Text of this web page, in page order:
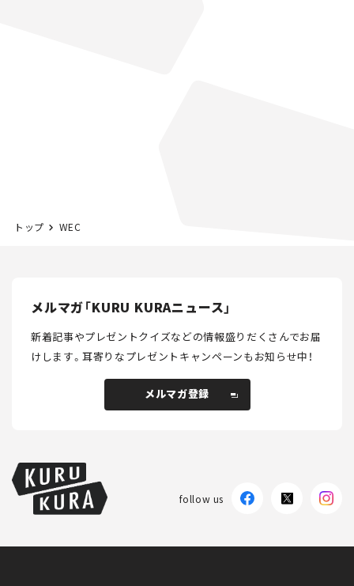
トップ WEC
メルマガ「KURU KURAニュース」
新着記事やプレゼントクイズなどの情報盛りだくさんでお届
けします。耳寄りなプレゼントキャンペーンもお知らせ中！
メルマガ登録
follow us